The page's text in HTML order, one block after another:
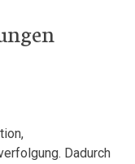
Dadurch